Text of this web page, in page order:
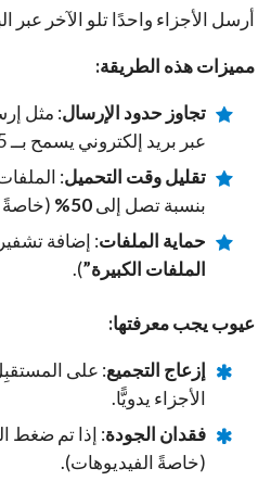
أرسل الأجزاء واحدًا تلو الآخر عبر
مميزات هذه الطريقة:
تجاوز حدود الإرسال
عبر بريد إلكتروني يسمح بــ 25 ميجابايت فقط!
تقليل وقت التحميل:
بنسبة تصل إلى50%
(خاصةً
حماية الملفات: إضافة
الملفات الكبيرة”).
عيوب يجب معرفتها:
إزعاج التجميع: على
الأجزاء يدويًّا.
فقدان الجودة: إذا تم ضغط
(خاصةً الفيديوهات).